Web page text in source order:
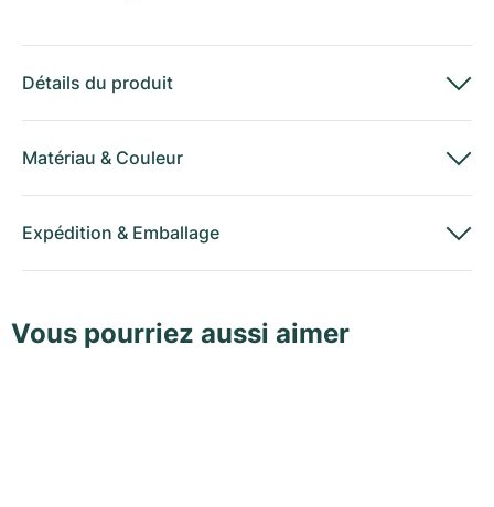
Détails du produit
Matériau & Couleur
Expédition & Emballage
Vous pourriez aussi aimer